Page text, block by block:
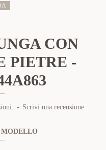
CON
PIETRE -
- Scrivi una recensione